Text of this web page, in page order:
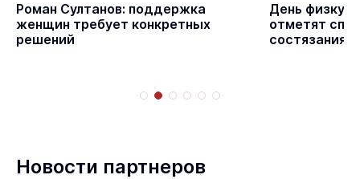
Роман Султанов: поддержка
женщин требует конкретных
решений
День
отметят
Новости партнеров